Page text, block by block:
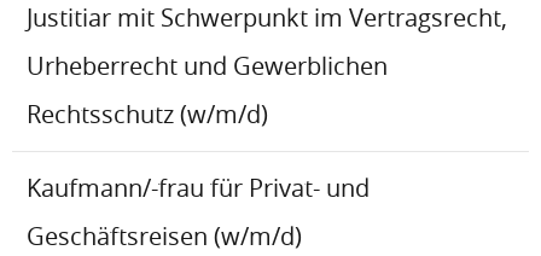
Justitiar mit Schwerpunkt im Vertragsrecht,
Urheberrecht und Gewerblichen
Rechtsschutz (w/m/d)
Kaufmann/-frau für Privat- und
Geschäftsreisen (w/m/d)